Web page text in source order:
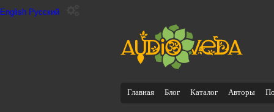
English Русский
Главная Блог Каталог Авторы